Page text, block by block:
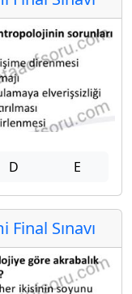
D E
Sınavı